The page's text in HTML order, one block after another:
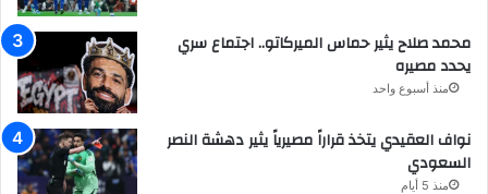
محمد صلاح يثير حماس الميركاتو.. اجتماع سري
يحدد مصيره
منذ أسبوع واحد
نواف العقيدي يتخذ قراراً مصيرياً يثير دهشة النصر
السعودي
منذ 5 أيام